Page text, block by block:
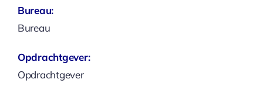
Bureau:
Bureau
Opdrachtgever:
Opdrachtgever